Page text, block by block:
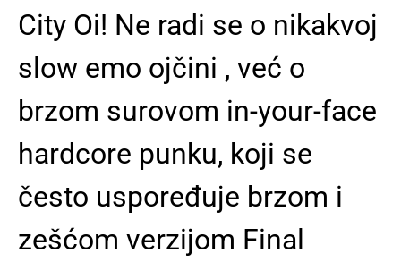
City Oi! Ne radi se o nikakvoj
slow emo ojčini , već o
brzom surovom in-your-face
hardcore punku, koji se
često uspoređuje brzom i
zešćom verzijom Final